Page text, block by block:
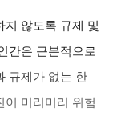
지 않도록 규제 및
간은 근본적으로
규제가 없는 한
이 미리미리 위험